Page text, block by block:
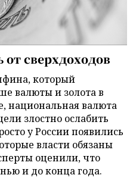
от сверхдоходов
который
валюты и золота в
национальная валюта
злостно ослабить
у России появились
власти обязаны
оценили, что
и до конца года.